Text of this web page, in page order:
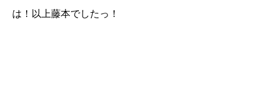
は！以上藤本でしたっ！